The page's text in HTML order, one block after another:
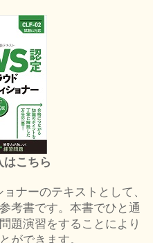
はこちら
ナーのテキストとして、
考書です。本書でひと通
題演習をすることにより
ができます。